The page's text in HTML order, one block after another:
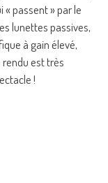
passent » par le
lunettes passives,
à gain élevé,
est très
!